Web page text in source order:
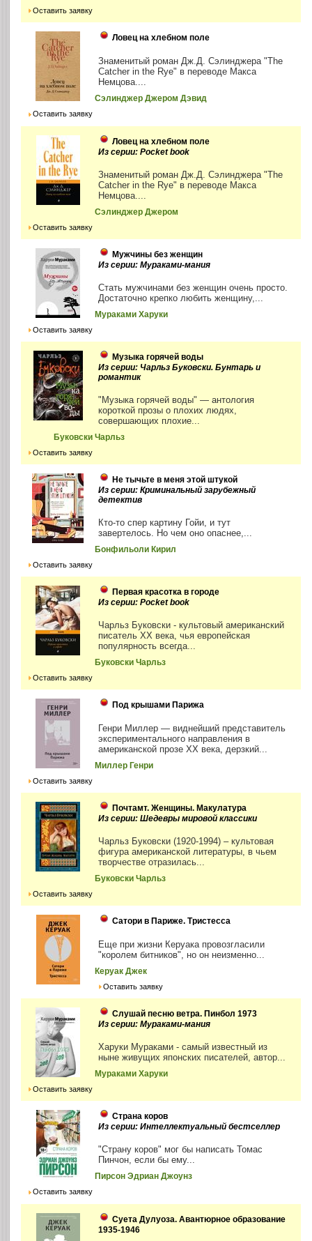
Оставить заявку
Ловец на хлебном поле
Знаменитый роман Дж.Д. Сэлинджера "The
Catcher in the Rye" в переводе Макса
Немцова....
Сэлинджер Джером Дэвид
Оставить заявку
Ловец на хлебном поле
Из серии: Pocket book
Знаменитый роман Дж.Д. Сэлинджера "The
Catcher in the Rye" в переводе Макса
Немцова....
Сэлинджер Джером
Оставить заявку
Мужчины без женщин
Из серии: Мураками-мания
Стать мужчинами без женщин очень просто.
Достаточно крепко любить женщину,...
Мураками Харуки
Оставить заявку
Музыка горячей воды
Из серии: Чарльз Буковски. Бунтарь и
романтик
"Музыка горячей воды" — антология
короткой прозы о плохих людях,
совершающих плохие...
Буковски Чарльз
Оставить заявку
Не тычьте в меня этой штукой
Из серии: Криминальный зарубежный
детектив
Кто-то спер картину Гойи, и тут
завертелось. Но чем оно опаснее,...
Бонфильоли Кирил
Оставить заявку
Первая красотка в городе
Из серии: Pocket book
Чарльз Буковски - культовый американский
писатель XX века, чья европейская
популярность всегда...
Буковски Чарльз
Оставить заявку
Под крышами Парижа
Генри Миллер — виднейший представитель
экспериментального направления в
американской прозе XX века, дерзкий...
Миллер Генри
Оставить заявку
Почтамт. Женщины. Макулатура
Из серии: Шедевры мировой классики
Чарльз Буковски (1920-1994) – культовая
фигура американской литературы, в чьем
творчестве отразилась...
Буковски Чарльз
Оставить заявку
Сатори в Париже. Тристесса
Еще при жизни Керуака провозгласили
"королем битников", но он неизменно...
Керуак Джек
Оставить заявку
Слушай песню ветра. Пинбол 1973
Из серии: Мураками-мания
Харуки Мураками - самый известный из
ныне живущих японских писателей, автор...
Мураками Харуки
Оставить заявку
Страна коров
Из серии: Интеллектуальный бестселлер
"Страну коров" мог бы написать Томас
Пинчон, если бы ему...
Пирсон Эдриан Джоунз
Оставить заявку
Суета Дулуоза. Авантюрное образование
1935-1946